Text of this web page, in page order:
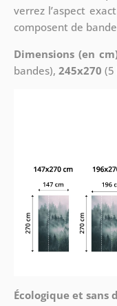
verrez l’aspect
composent de
Dimensions (en
bandes), 245x270 (5
Écologique et sans